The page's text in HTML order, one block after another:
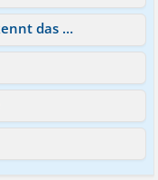
Angst vor dem Rausgehen. Wer kennt das noch?